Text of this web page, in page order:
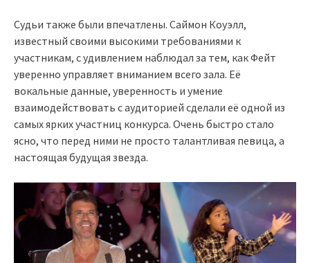
Судьи также были впечатлены. Саймон Коуэлл,
известный своими высокими требованиями к
участникам, с удивлением наблюдал за тем, как Фейт
уверенно управляет вниманием всего зала. Её
вокальные данные, уверенность и умение
взаимодействовать с аудиторией сделали её одной из
самых ярких участниц конкурса. Очень быстро стало
ясно, что перед ними не просто талантливая певица, а
настоящая будущая звезда.